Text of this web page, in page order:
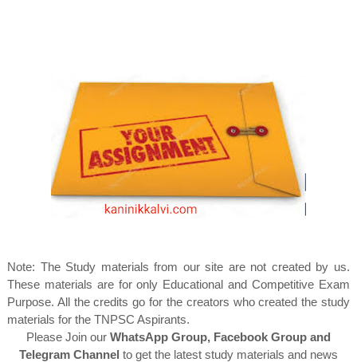
Note: The Study materials from our site are not created by us.
These materials are for only Educational and Competitive Exam
Purpose. All the credits go for the creators who created the study
materials for the TNPSC Aspirants.
Please Join our WhatsApp Group, Facebook Group and
Telegram Channel to get the latest study materials and news